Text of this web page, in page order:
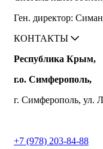
Ген. директор:
КОНТАКТЫ
Республика Крым,
г.о. Симферополь,
г. Симферополь, ул.
+7 (978) 203-84-88